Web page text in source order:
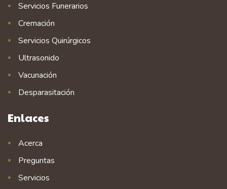
Servicios Funerarios
Cremación
Servicios Quirúrgicos
Ultrasonido
Vacunación
Desparasitación
Enlaces
Acerca
Preguntas
Servicios